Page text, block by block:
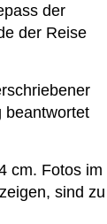
der
der Reise
beantwortet
cm. Fotos im
sind zu